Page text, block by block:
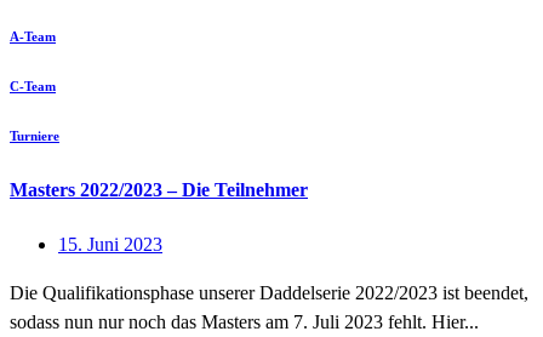
A-Team
C-Team
Turniere
Masters 2022/2023 – Die Teilnehmer
15. Juni 2023
Die Qualifikationsphase unserer Daddelserie 2022/2023 ist beendet,
sodass nun nur noch das Masters am 7. Juli 2023 fehlt. Hier...